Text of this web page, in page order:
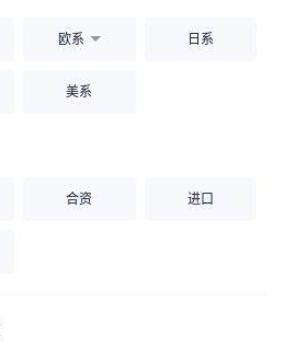
欧系 日系
美系
合资 进口